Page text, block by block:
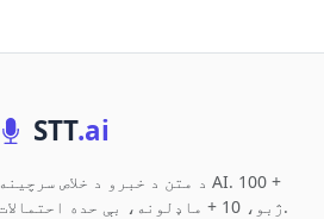
STT.ai
د متن د خبرو د خلاص سرچینه AI. 100 +
ژبو، 10 + ماډلونه، بې حده احتمالات.